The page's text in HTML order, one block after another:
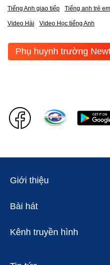
Tiếng Anh giao tiếp Tiếng anh trẻ em
Video Hài Video Học tiếng Anh
Phụ huynh trường
Giới thiệu
Bài hát
Kênh truyền hình